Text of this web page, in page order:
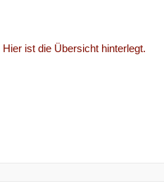
Hier ist die Übersicht hinterlegt.